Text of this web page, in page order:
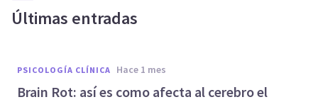
Últimas entradas
PSICOLOGÍA CLÍNICA hace 1 mes
Brain Rot: así es como afecta al cerebro el